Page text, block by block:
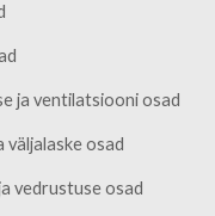
ja ventilatsiooni osad
väljalaske osad
vedrustuse osad